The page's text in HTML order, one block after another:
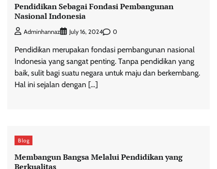
Pendidikan Sebagai Fondasi Pembangunan
Nasional Indonesia
Adminhannaz July 16, 2024 0
Pendidikan merupakan fondasi pembangunan nasional
Indonesia yang sangat penting. Tanpa pendidikan yang
baik, sulit bagi suatu negara untuk maju dan berkembang.
Hal ini sejalan dengan […]
Blog
Membangun Bangsa Melalui Pendidikan yang
Berkualitas